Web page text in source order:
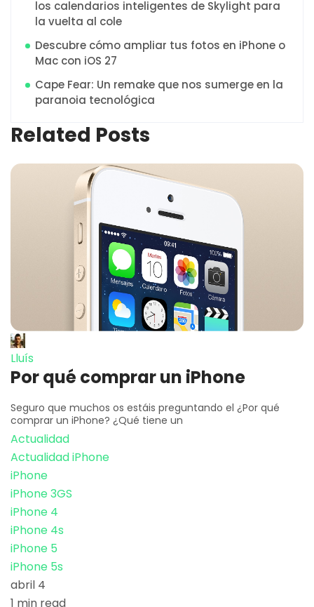
los calendarios inteligentes de Skylight para
la vuelta al cole
Descubre cómo ampliar tus fotos en iPhone o
Mac con iOS 27
Cape Fear: Un remake que nos sumerge en la
paranoia tecnológica
Related Posts
Lluís
Por qué comprar un iPhone
Seguro que muchos os estáis preguntando el ¿Por qué
comprar un iPhone? ¿Qué tiene un
Actualidad
Actualidad iPhone
iPhone
iPhone 3GS
iPhone 4
iPhone 4s
iPhone 5
iPhone 5s
abril 4
1 min read